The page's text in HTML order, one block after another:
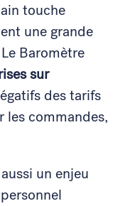
touche
une grande
Baromètre
sur
des tarifs
les commandes,
un enjeu